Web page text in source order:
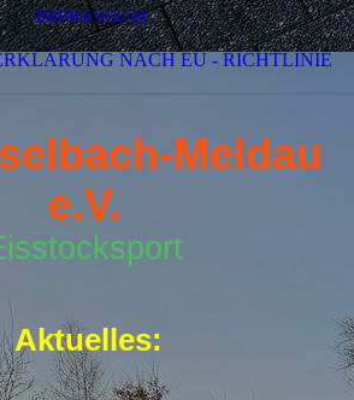
IMPRESSUM
NACH EU - RICHTLINIE
Meldau
e.V.
Aktuelles: